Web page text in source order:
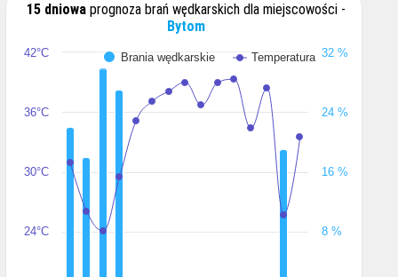
15 dniowa prognoza brań wędkarskich dla miejscowości -
Bytom
Brania wędkarskie Temperatura
30°C
24°C
36°C
42°C
8 %
16 %
24 %
32 %